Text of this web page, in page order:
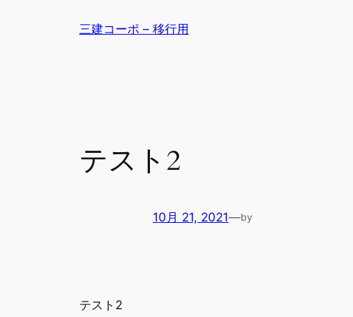
三建コーポ – 移行用
テスト2
10月 21, 2021—by
テスト2